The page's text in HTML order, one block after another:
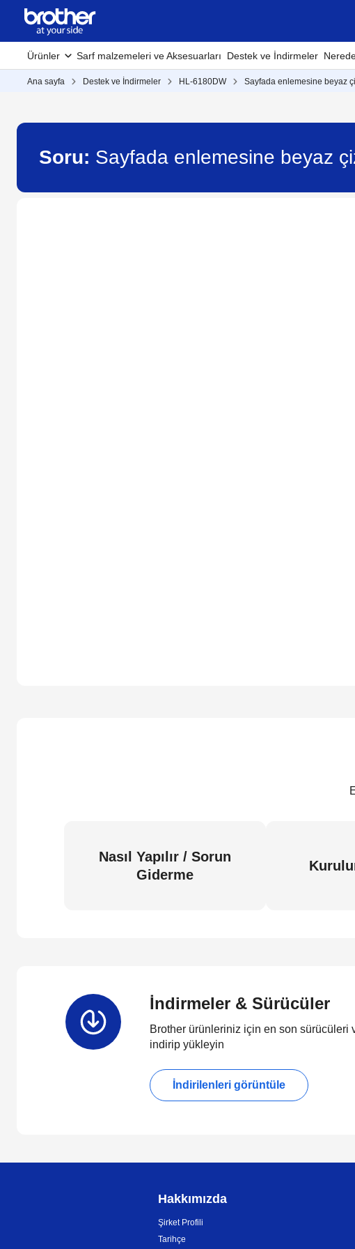
Ürünler Sarf malzemeleri ve Aksesuarları Destek ve İndirmeler
Ana sayfa Destek ve İndirmeler HL-6180DW Sayfada enlemesine beyaz
Soru: Sayfada enlemesine beyaz
Nasıl Yapılır / Sorun
Giderme
İndirmeler & Sürücüler
Brother ürünleriniz için en son sürücüleri
indirip yükleyin
İndirilenleri görüntüle
Hakkımızda
Şirket Profili
Tarihçe